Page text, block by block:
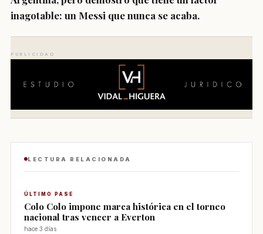
inagotable: un Messi que nunca se acaba.
PUBLICIDAD
LECTURA RELACIONADA
ÚLTIMO PASE
Colo Colo impone marca histórica en el torneo
nacional tras vencer a Everton
hace 3 días